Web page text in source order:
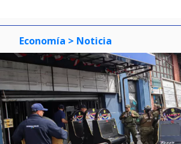
Economía > Noticia